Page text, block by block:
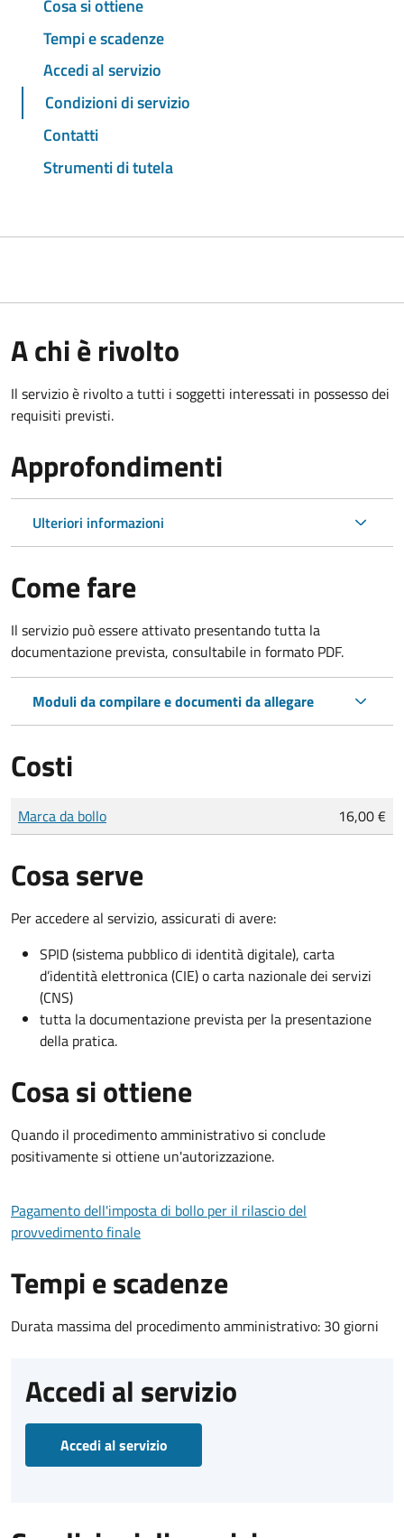
Cosa si ottiene
Tempi e scadenze
Accedi al servizio
Condizioni di servizio
Contatti
Strumenti di tutela
A chi è rivolto
Il servizio è rivolto a tutti i soggetti interessati in possesso dei
requisiti previsti.
Approfondimenti
Ulteriori informazioni
Come fare
Il servizio può essere attivato presentando tutta la
documentazione prevista, consultabile in formato PDF.
Moduli da compilare e documenti da allegare
Costi
Tipo di pagamento
Importo
Marca da bollo 16,00 €
Cosa serve
Per accedere al servizio, assicurati di avere:
SPID (sistema pubblico di identità digitale), carta
d’identità elettronica (CIE) o carta nazionale dei servizi
(CNS)
tutta la documentazione prevista per la presentazione
della pratica.
Cosa si ottiene
Quando il procedimento amministrativo si conclude
positivamente si ottiene un'autorizzazione.
Pagamento dell'imposta di bollo per il rilascio del
provvedimento finale
Tempi e scadenze
Durata massima del procedimento amministrativo: 30 giorni
Accedi al servizio
Accedi al servizio